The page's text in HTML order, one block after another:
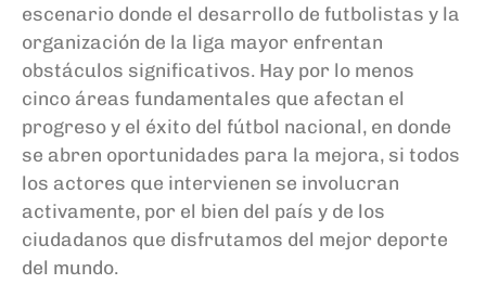
escenario donde el desarrollo de futbolistas y la
organización de la liga mayor enfrentan
obstáculos significativos. Hay por lo menos
cinco áreas fundamentales que afectan el
progreso y el éxito del fútbol nacional, en donde
se abren oportunidades para la mejora, si todos
los actores que intervienen se involucran
activamente, por el bien del país y de los
ciudadanos que disfrutamos del mejor deporte
del mundo.